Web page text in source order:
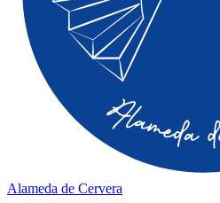
Alameda de Cervera